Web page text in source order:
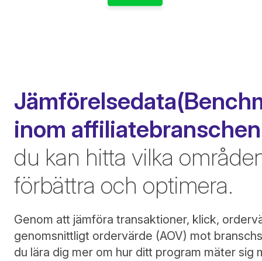
inom affiliatebranschen
du kan hitta vilka
förbättra och optimera.
Genom att jämföra transaktioner, klick,
genomsnittligt ordervärde (AOV) mot
du lära dig mer om hur ditt program mäter sig